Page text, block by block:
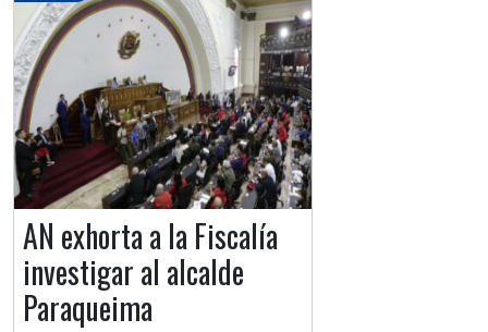
AN exhorta a la Fiscalía
investigar al alcalde
Paraqueima